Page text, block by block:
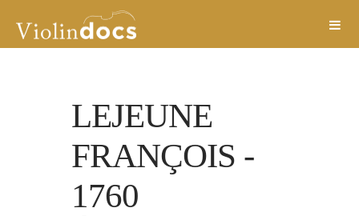
LEJEUNE
FRANÇOIS -
1760